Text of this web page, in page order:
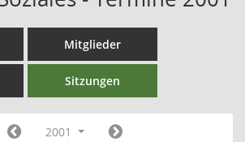
Mitglieder
Sitzungen
2001